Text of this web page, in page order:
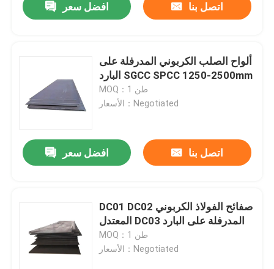
افضل سعر اتصل بنا
ألواح الصلب الكربوني المدرفلة على
البارد SGCC SPCC 1250-2500mm
MOQ：1 طن
الأسعار：Negotiated
افضل سعر اتصل بنا
DC01 DC02 صفائح الفولاذ الكربوني
المعتدل DC03 المدرفلة على البارد
MOQ：1 طن
الأسعار：Negotiated